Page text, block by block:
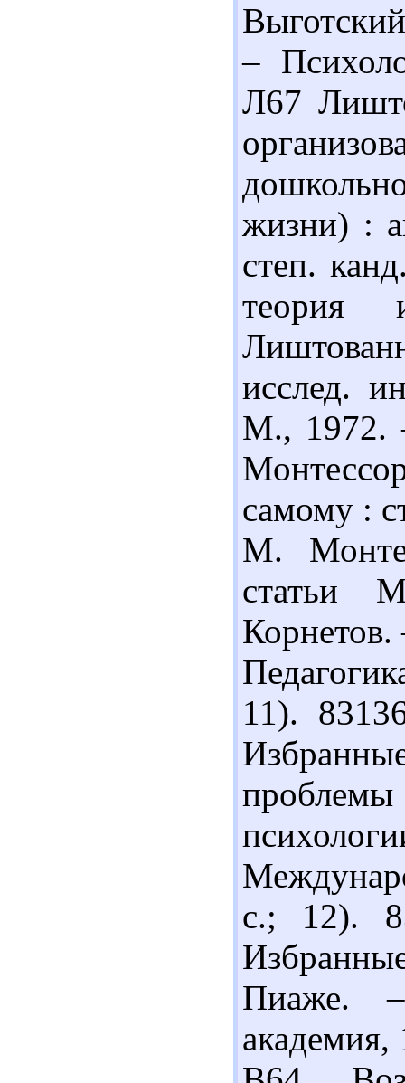
–
Л67
жизни) :
степ.
теория
исслед.
М., 1972.
самому :
М.
статьи
11).
проблемы
с.; 12).
Пиаже.